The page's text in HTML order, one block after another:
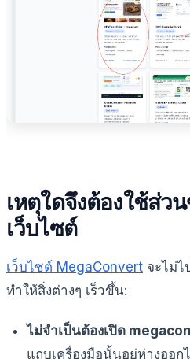
เหตุใดจึงต้องใช้ส่ว
เว็บไซต์
เว็บไซต์ MegaConvert จะไม่
ทำให้สิ่งต่างๆ เร็วขึ้น:
ไม่จำเป็นต้องเปิด
แถบเครื่องมือนั้นอยู่ห่างออก